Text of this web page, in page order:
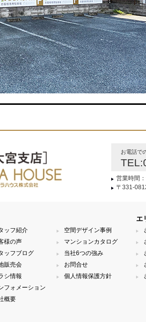
お電話で
営業時間
〒331-
ッフ紹介
様の声
ッフブログ
販売会
シ情報
フォメーション
概要
空間デザイン事例
マンションカタログ
当社6つの強み
お問合せ
個人情報保護方針
エ